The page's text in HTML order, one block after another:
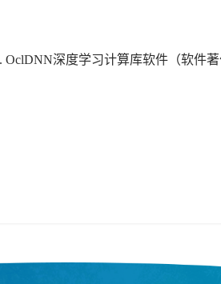
OclDNN深度学习计算库软件（软件